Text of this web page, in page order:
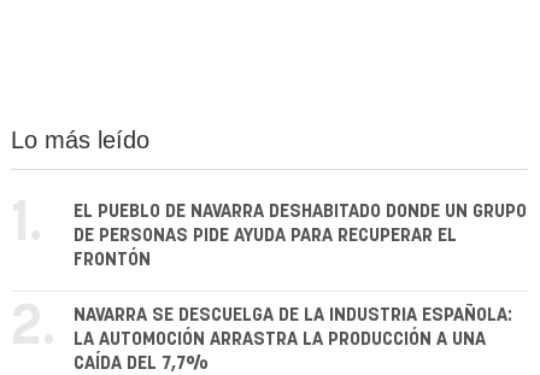
Lo más leído
1.
EL PUEBLO DE NAVARRA DESHABITADO DONDE UN GRUPO
DE PERSONAS PIDE AYUDA PARA RECUPERAR EL
FRONTÓN
2.
NAVARRA SE DESCUELGA DE LA INDUSTRIA ESPAÑOLA:
LA AUTOMOCIÓN ARRASTRA LA PRODUCCIÓN A UNA
CAÍDA DEL 7,7%